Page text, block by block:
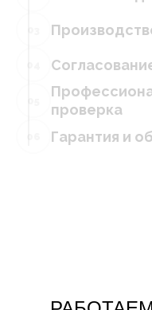
проверка
Гарантия и